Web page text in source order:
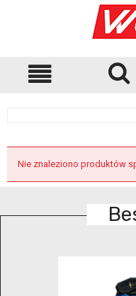
Nie znaleziono produktów